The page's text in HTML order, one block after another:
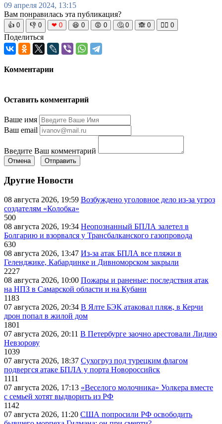
09 апреля 2024, 13:15
Вам понравилась эта публикация?
👍 0 👎 0 ❤ 0 😆 0 😡 0 🤔 0 🙈 0 🧘‍♀️ 0
Поделиться
Комментарии
Оставить комментарий
Ваше имя
Ваш email
Введите Ваш комментарий
Отмена Отправить
Другие Новости
08 августа 2026, 19:59 Возбуждено уголовное дело из-за угроз
создателям «Колобка»
500
08 августа 2026, 19:34 Неопознанный БПЛА залетел в
Болгарию и взорвался у Трансбалканского газопровода
630
08 августа 2026, 13:47 Из-за атак БПЛА все пляжи в
Геленджике, Кабардинке и Дивноморском закрыли
2227
08 августа 2026, 10:00 Пожары и раненые: последствия атак
на НПЗ в Самарской области и на Кубани
1183
07 августа 2026, 20:34 В Ялте БЭК атаковал пляж, в Керчи
дрон попал в жилой дом
1801
07 августа 2026, 20:11 В Петербурге заочно арестовали Лидию
Невзорову
1039
07 августа 2026, 18:37 Сухогруз под турецким флагом
подвергся атаке БПЛА у порта Новороссийск
1111
07 августа 2026, 17:13 «Веселого молочника» Уолкера вместе
с семьей хотят выдворить из РФ
1142
07 августа 2026, 11:20 США попросили РФ освободить